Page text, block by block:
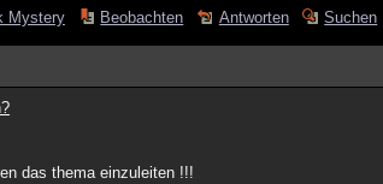
Mystery Beobachten Antworten Suchen
das thema einzuleiten !!!